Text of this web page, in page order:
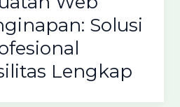
Solusi
Lengkap